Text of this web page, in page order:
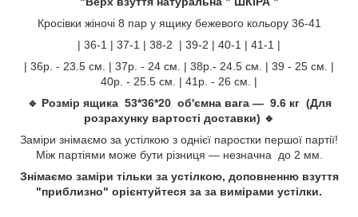
Кросівки жіночі 8 пар у ящику бежевого кольору 36-41
| 36-1 | 37-1 | 38-2 | 39-2 | 40-1 | 41-1 |
| 36р. - 23.5 см. | 37р. - 24 см. | 38р.- 24.5 см. | 39 - 25 см. |
40р. - 25.5 см. | 41р. - 26 см. |
🔹 Розмір ящика 53*36*20 об'ємна вага — 9.6 кг (Для
розрахунку вартості доставки) 🔹
Заміри знімаємо за устілкою з однієї паростки першої партії!
Між партіями може бути різниця — незначна до 2 мм.
Знімаємо заміри тільки за устілкою, доповненню взуття
"приблизно" орієнтуйтеся за за вимірами устілки.